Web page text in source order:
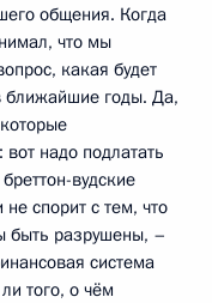
общения. Когда
что мы
какая будет
ближайшие годы. Да,
надо подлатать
вудские
спорит с тем, что
быть разрушены, –
система
того, о чём